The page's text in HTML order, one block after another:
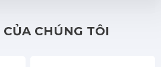
CHÚNG TÔI